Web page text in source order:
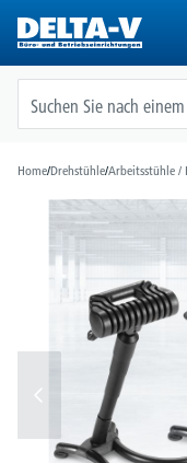
springen
Home/Drehstühle/Arbeitsstühle /
Bildergalerie überspringen